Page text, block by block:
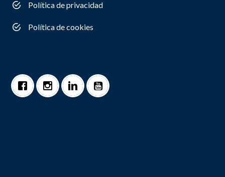
Política de privacidad
Política de cookies